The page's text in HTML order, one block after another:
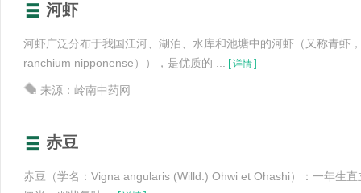
河虾
河虾广泛分布于我国江河、湖泊、水库和池塘中的河虾（又称青虾
ranchium nipponense）），是优质的 ... [详情]
来源：岭南中药网
赤豆
赤豆（学名：Vigna angularis (Willd.) Ohwi et Ohashi）：一年生